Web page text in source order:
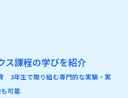
ス課程の学びを紹介
3年生で取り組む専門的な実験・実
可能